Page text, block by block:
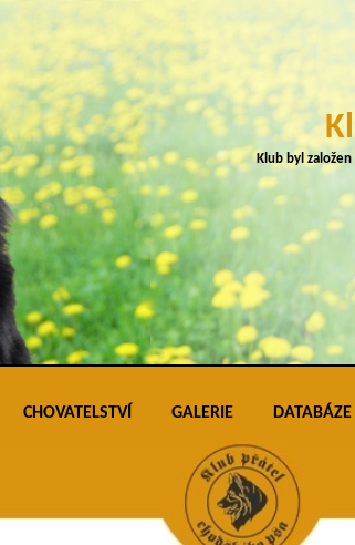
Klub byl
CHOVATELSTVÍ
Přehled vrhů
Vystavené KL
GALERIE
Podmínky pro vkládání
Galerie úspěšných
DATABÁZE